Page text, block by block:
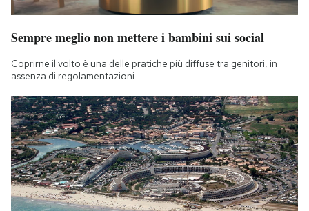
Sempre meglio non mettere i bambini sui social
Coprirne il volto è una delle pratiche più diffuse tra genitori, in
assenza di regolamentazioni